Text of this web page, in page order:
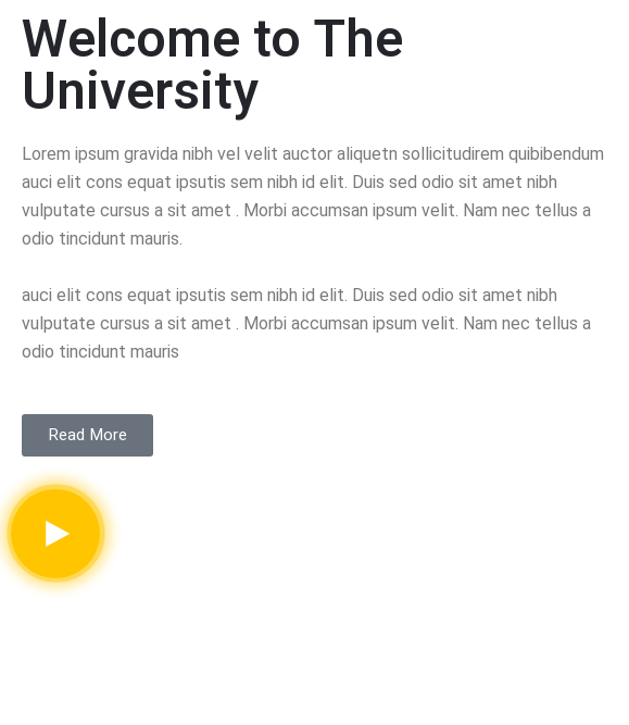
Welcome to The
University
Lorem ipsum gravida nibh vel velit auctor aliquetn sollicitudirem quibibendum
auci elit cons equat ipsutis sem nibh id elit. Duis sed odio sit amet nibh
vulputate cursus a sit amet . Morbi accumsan ipsum velit. Nam nec tellus a
odio tincidunt mauris.
auci elit cons equat ipsutis sem nibh id elit. Duis sed odio sit amet nibh
vulputate cursus a sit amet . Morbi accumsan ipsum velit. Nam nec tellus a
odio tincidunt mauris
Read More